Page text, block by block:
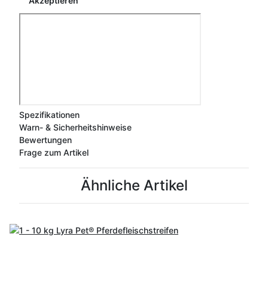
Spezifikationen
Warn- & Sicherheitshinweise
Bewertungen
Frage zum Artikel
Ähnliche Artikel